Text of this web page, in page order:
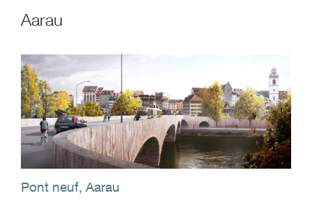
Aarau
Pont neuf, Aarau